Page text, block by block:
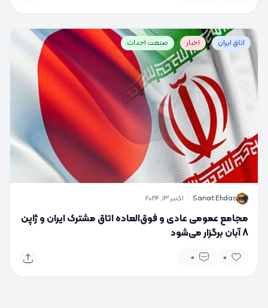
اتاق ایران اخبار صنعت احداث
S
Sanat Ehdas
· اکتبر 13, 2024
مجامع عمومی عادی و فوق‌العاده اتاق مشترک ایران و ژاپن
8 آبان برگزار می‌شود
0
0